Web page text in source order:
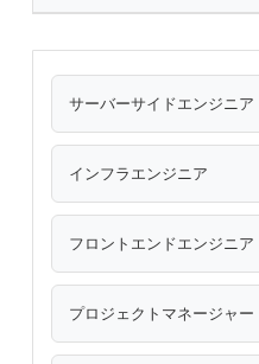
サーバーサイドエンジニア
インフラエンジニア
フロントエンドエンジニア
プロジェクトマネージャー